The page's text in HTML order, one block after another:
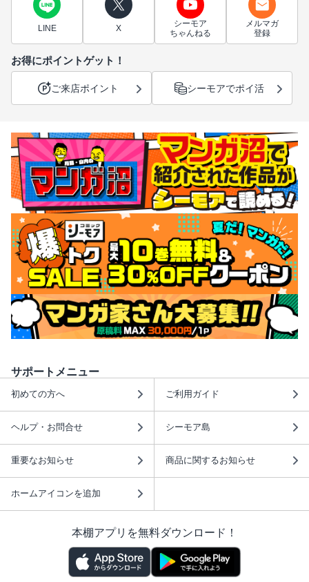
LINE X
シーモア
ちゃんねる
メルマガ
登録
お得にポイントゲット！
ご来店ポイント シーモアでポイ活
サポートメニュー
初めての方へ ご利用ガイド
ヘルプ・お問合せ シーモア島
重要なお知らせ 商品に関するお知らせ
ホームアイコンを追加
本棚アプリを無料ダウンロード！